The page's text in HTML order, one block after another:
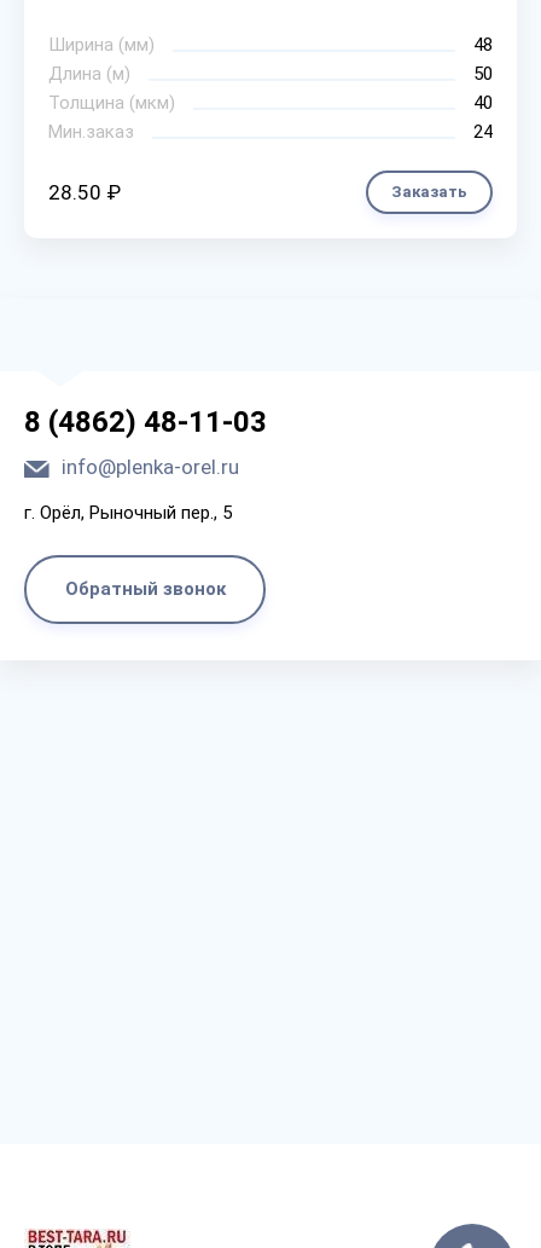
Ширина (мм)
48
Длина (м)
50
Толщина (мкм)
40
Мин.заказ
24
28.50 ₽ Заказать
8 (4862) 48-11-03
info@plenka-orel.ru
г. Орёл, Рыночный пер., 5
Обратный звонок